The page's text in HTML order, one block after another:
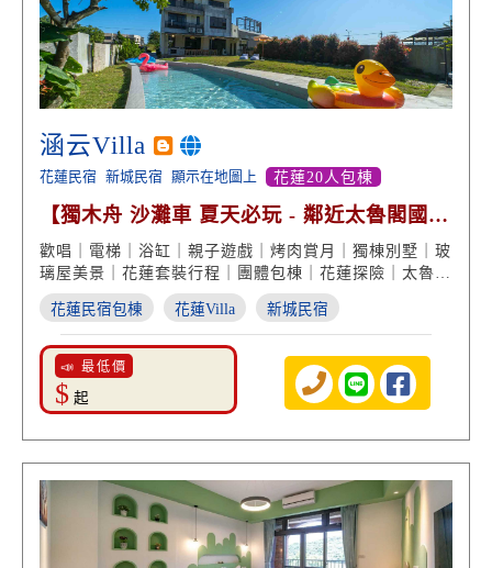
涵云Villa
花蓮民宿 新城民宿 顯示在地圖上 花蓮20人包棟
【獨木舟 沙灘車 夏天必玩 - 鄰近太魯閣國家
公園】
歡唱｜電梯｜浴缸｜親子遊戲｜烤肉賞月｜獨棟別墅｜玻
璃屋美景｜花蓮套裝行程｜團體包棟｜花蓮探險｜太魯閣
度假住宿
花蓮民宿包棟 花蓮Villa 新城民宿
📣 最低價
$ 起